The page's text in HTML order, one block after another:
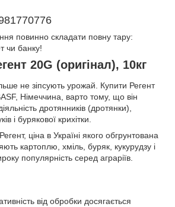
повинно складати повну тару:
чи банку!
20G (оригінал), 10кг
не зіпсують урожай. Купити Регент
Німеччина, варто тому, що він
дротянників (дротянки),
і бурякової крихітки.
ціна в Україні якого обгрунтована
картоплю, хміль, буряк, кукурудзу і
популярність серед аграріїв.
від обробки досягається